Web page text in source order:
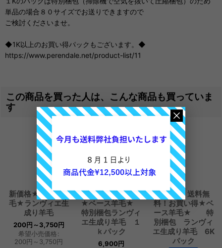
単品の場合８０サイズでお送りできますので
ご検討くださいませ。
◆1K以上のお買い得パックもございます。◆
https://www.perendale.net/product-list/11
この商品を買った人は、こんな商品も買っていま
す
新価格★ベース羊
毛★ランヴィエ生
成り羊毛
200円 ～3,750円
希望小売価格:
200円 ～3,750円
新価格 お買い得
★ベース羊毛★
特別梱包ランヴィ
エ生成り羊毛 １
ｋパック
6,900円
新価格 送料無
料！お買い得★ベ
ース羊毛★ 特
別梱包 ランヴィ
エ生成り羊毛 6K
パック